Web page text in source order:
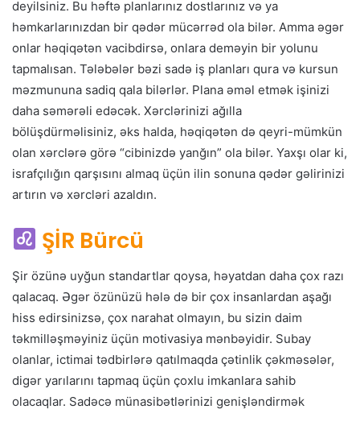
deyilsiniz. Bu həftə planlarınız dostlarınız və ya
həmkarlarınızdan bir qədər mücərrəd ola bilər. Amma əgər
onlar həqiqətən vacibdirsə, onlara deməyin bir yolunu
tapmalısan. Tələbələr bəzi sadə iş planları qura və kursun
məzmununa sadiq qala bilərlər. Plana əməl etmək işinizi
daha səmərəli edəcək. Xərclərinizi ağılla
bölüşdürməlisiniz, əks halda, həqiqətən də qeyri-mümkün
olan xərclərə görə “cibinizdə yanğın” ola bilər. Yaxşı olar ki,
israfçılığın qarşısını almaq üçün ilin sonuna qədər gəlirinizi
artırın və xərcləri azaldın.
ŞİR Bürcü
Şir özünə uyğun standartlar qoysa, həyatdan daha çox razı
qalacaq. Əgər özünüzü hələ də bir çox insanlardan aşağı
hiss edirsinizsə, çox narahat olmayın, bu sizin daim
təkmilləşməyiniz üçün motivasiya mənbəyidir. Subay
olanlar, ictimai tədbirlərə qatılmaqda çətinlik çəkməsələr,
digər yarılarını tapmaq üçün çoxlu imkanlara sahib
olacaqlar. Sadəcə münasibətlərinizi genişləndirmək